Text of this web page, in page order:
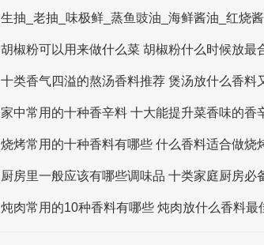
胡椒粉可以用来做什么菜 胡椒粉什么时候放最
家中常用的十种香辛料 十大能提升菜香味的香
烧烤常用的十种香料有哪些 什么香料适合做烧
炖肉常用的10种香料有哪些 炖肉放什么香料最